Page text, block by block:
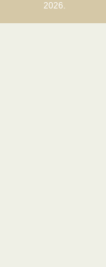
2026.